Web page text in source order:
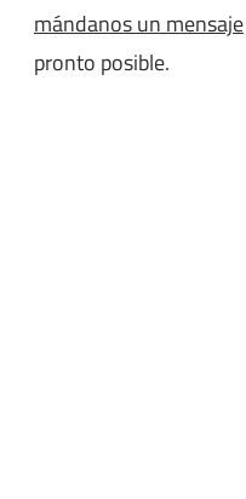
mándanos un mensaje
pronto posible.